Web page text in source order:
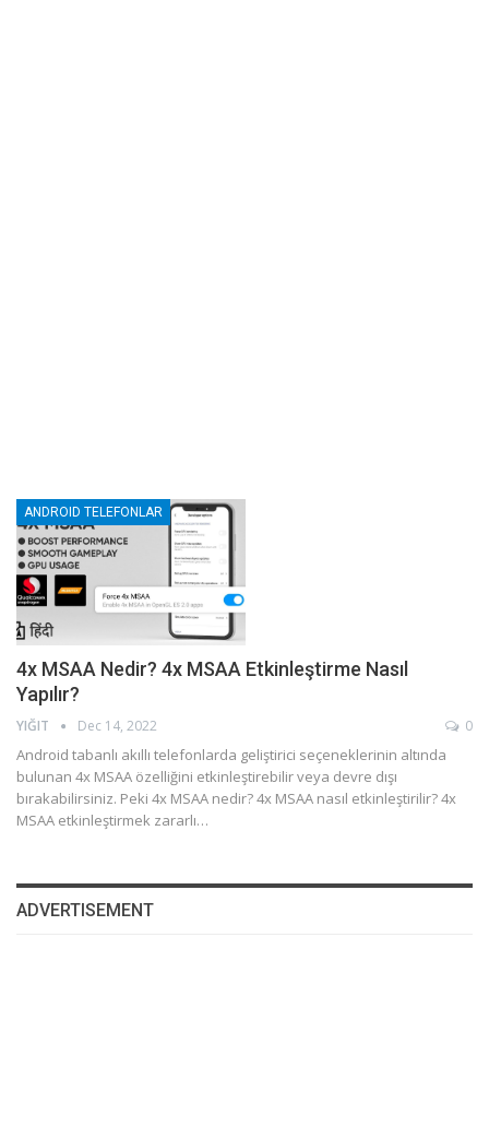
ANDROID TELEFONLAR
4x MSAA Nedir? 4x MSAA Etkinleştirme Nasıl
Yapılır?
YIĞIT Dec 14, 2022 0
Android tabanlı akıllı telefonlarda geliştirici seçeneklerinin altında
bulunan 4x MSAA özelliğini etkinleştirebilir veya devre dışı
bırakabilirsiniz. Peki 4x MSAA nedir? 4x MSAA nasıl etkinleştirilir? 4x
MSAA etkinleştirmek zararlı…
ADVERTISEMENT